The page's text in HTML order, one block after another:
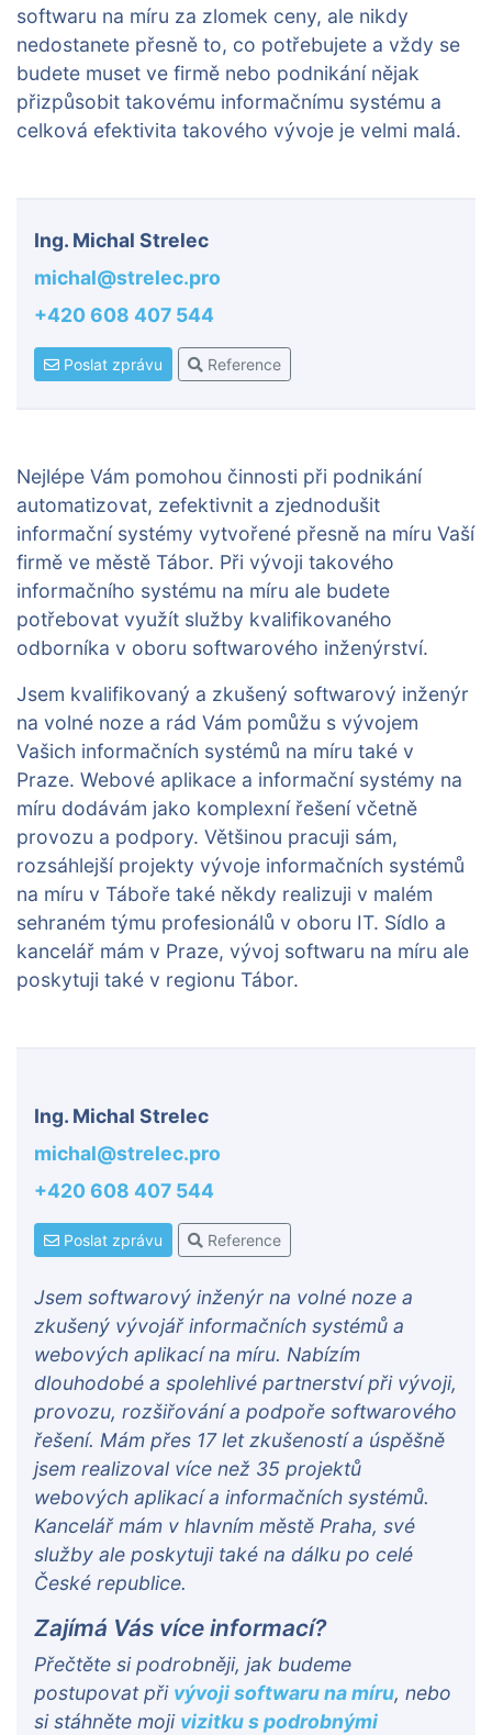
softwaru na míru za zlomek ceny, ale nikdy
nedostanete přesně to, co potřebujete a vždy se
budete muset ve firmě nebo podnikání nějak
přizpůsobit takovému informačnímu systému a
celková efektivita takového vývoje je velmi malá.
Ing. Michal Strelec
michal@strelec.pro
+420 608 407 544
Poslat zprávu Reference
Nejlépe Vám pomohou činnosti při podnikání
automatizovat, zefektivnit a zjednodušit
informační systémy vytvořené přesně na míru Vaší
firmě ve městě Tábor. Při vývoji takového
informačního systému na míru ale budete
potřebovat využít služby kvalifikovaného
odborníka v oboru softwarového inženýrství.
Jsem kvalifikovaný a zkušený softwarový inženýr
na volné noze a rád Vám pomůžu s vývojem
Vašich informačních systémů na míru také v
Praze. Webové aplikace a informační systémy na
míru dodávám jako komplexní řešení včetně
provozu a podpory. Většinou pracuji sám,
rozsáhlejší projekty vývoje informačních systémů
na míru v Táboře také někdy realizuji v malém
sehraném týmu profesionálů v oboru IT. Sídlo a
kancelář mám v Praze, vývoj softwaru na míru ale
poskytuji také v regionu Tábor.
Ing. Michal Strelec
michal@strelec.pro
+420 608 407 544
Poslat zprávu Reference
Jsem softwarový inženýr na volné noze a
zkušený vývojář informačních systémů a
webových aplikací na míru. Nabízím
dlouhodobé a spolehlivé partnerství při vývoji,
provozu, rozšiřování a podpoře softwarového
řešení. Mám přes 17 let zkušeností a úspěšně
jsem realizoval více než 35 projektů
webových aplikací a informačních systémů.
Kancelář mám v hlavním městě Praha, své
služby ale poskytuji také na dálku po celé
České republice.
Zajímá Vás více informací?
Přečtěte si podrobněji, jak budeme
postupovat při vývoji softwaru na míru, nebo
si stáhněte moji vizitku s podrobnými